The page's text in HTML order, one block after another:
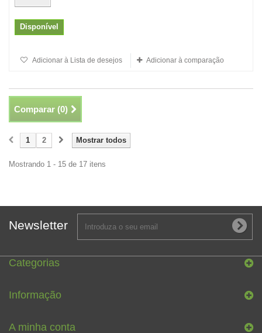
Disponível
Adicionar à Lista de desejos Adicionar à comparação
Comparar (0)
Mostrar todos
1 2
Mostrando 1 - 15 de 17 itens
Newsletter
Categorias
Informação
A minha conta